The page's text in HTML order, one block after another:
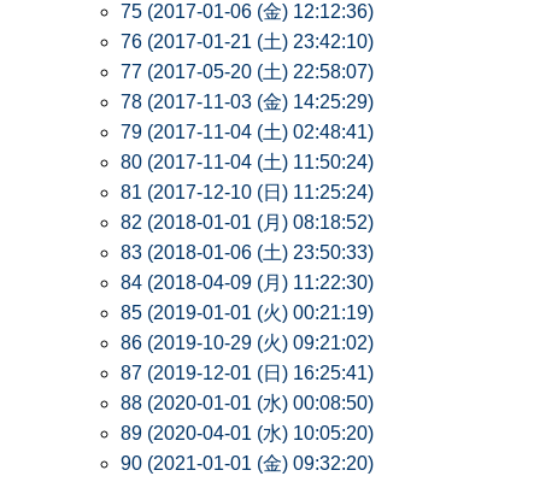
75 (2017-01-06 (金) 12:12:36)
76 (2017-01-21 (土) 23:42:10)
77 (2017-05-20 (土) 22:58:07)
78 (2017-11-03 (金) 14:25:29)
79 (2017-11-04 (土) 02:48:41)
80 (2017-11-04 (土) 11:50:24)
81 (2017-12-10 (日) 11:25:24)
82 (2018-01-01 (月) 08:18:52)
83 (2018-01-06 (土) 23:50:33)
84 (2018-04-09 (月) 11:22:30)
85 (2019-01-01 (火) 00:21:19)
86 (2019-10-29 (火) 09:21:02)
87 (2019-12-01 (日) 16:25:41)
88 (2020-01-01 (水) 00:08:50)
89 (2020-04-01 (水) 10:05:20)
90 (2021-01-01 (金) 09:32:20)